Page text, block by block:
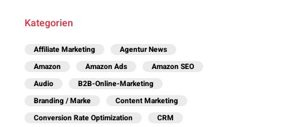
Kategorien
Affiliate Marketing
Agentur News
Amazon
Amazon Ads
Amazon SEO
Audio
B2B-Online-Marketing
Branding / Marke
Content Marketing
Conversion Rate Optimization
CRM